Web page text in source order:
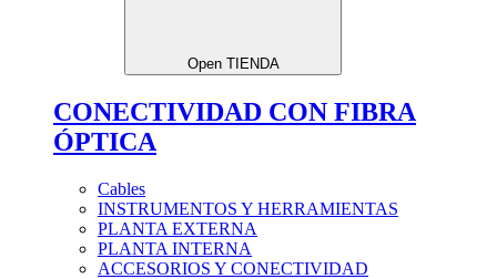
Open TIENDA
CONECTIVIDAD CON FIBRA
ÓPTICA
Cables
INSTRUMENTOS Y HERRAMIENTAS
PLANTA EXTERNA
PLANTA INTERNA
ACCESORIOS Y CONECTIVIDAD